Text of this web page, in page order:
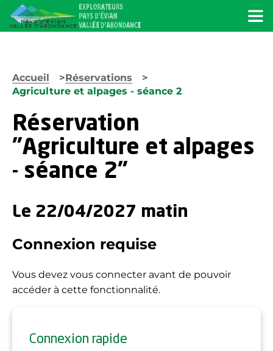
Accueil
Réservations
Agriculture et alpages - séance 2
Réservation
"Agriculture et alpages
- séance 2"
Le 22/04/2027 matin
Connexion requise
Vous devez vous connecter avant de pouvoir
accéder à cette fonctionnalité.
Connexion rapide